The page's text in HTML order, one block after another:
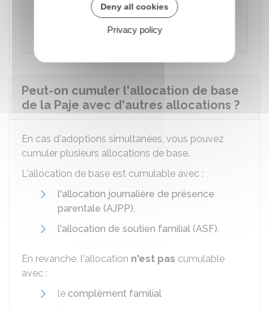
En cas de décès de l'enfant, l'allocation de
base est prolongée automatiquement de 3
mois après le décès.
Peut-on cumuler l'allocation de base
de la Paje avec d'autres allocations ?
En cas d'adoptions simultanées, vous pouvez
cumuler plusieurs allocations de base.
L'allocation de base est cumulable avec :
l'allocation journalière de présence
parentale (AJPP),
l'allocation de soutien familial (ASF).
En revanche, l'allocation n'est pas cumulable
avec :
le complément familial
Deny all cookies
Privacy policy